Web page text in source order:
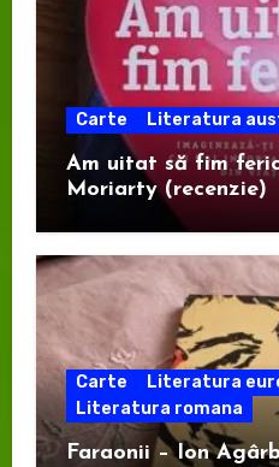
Carte Literatura
Am uitat să fim
Moriarty (recenzie)
Carte
Literatura
Literatura romana
Faraonii – Ion